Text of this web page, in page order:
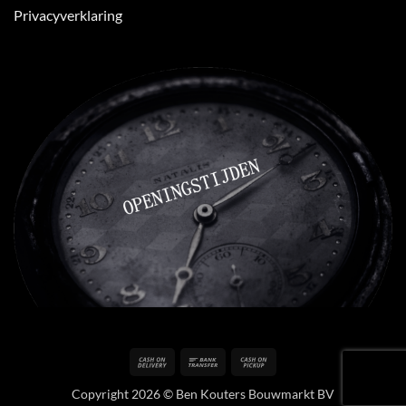
Privacyverklaring
Cash
Delivery
Bank
Pickup
Copyright 2026 © Ben Kouters Bouwmarkt BV